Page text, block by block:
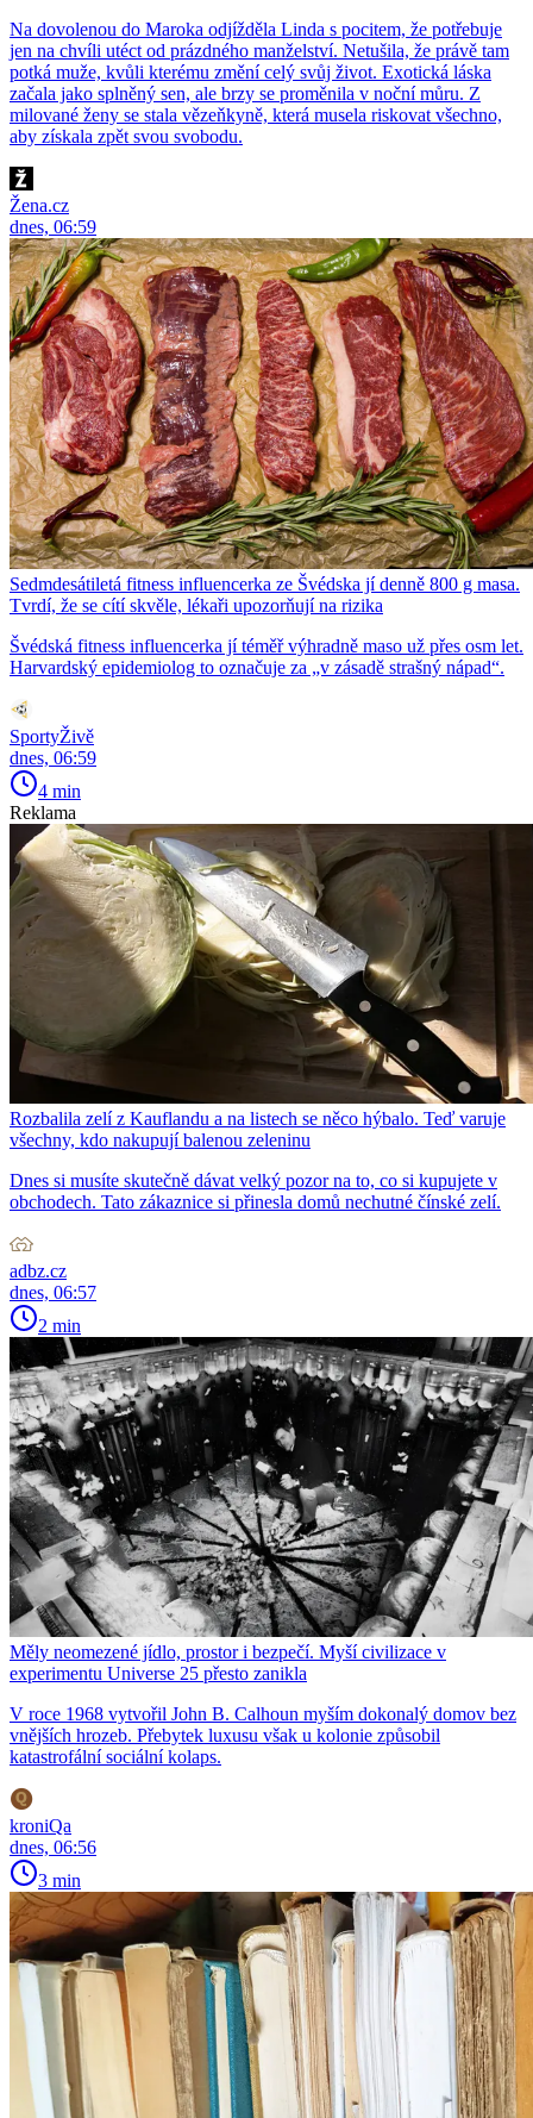
Na dovolenou do Maroka odjížděla Linda s pocitem, že potřebuje
jen na chvíli utéct od prázdného manželství. Netušila, že právě tam
potká muže, kvůli kterému změní celý svůj život. Exotická láska
začala jako splněný sen, ale brzy se proměnila v noční můru. Z
milované ženy se stala vězeňkyně, která musela riskovat všechno,
aby získala zpět svou svobodu.
Žena.cz
dnes, 06:59
Sedmdesátiletá fitness influencerka ze Švédska jí denně 800 g masa.
Tvrdí, že se cítí skvěle, lékaři upozorňují na rizika
Švédská fitness influencerka jí téměř výhradně maso už přes osm let.
Harvardský epidemiolog to označuje za „v zásadě strašný nápad“.
SportyŽivě
dnes, 06:59
4 min
Reklama
Rozbalila zelí z Kauflandu a na listech se něco hýbalo. Teď varuje
všechny, kdo nakupují balenou zeleninu
Dnes si musíte skutečně dávat velký pozor na to, co si kupujete v
obchodech. Tato zákaznice si přinesla domů nechutné čínské zelí.
adbz.cz
dnes, 06:57
2 min
Měly neomezené jídlo, prostor i bezpečí. Myší civilizace v
experimentu Universe 25 přesto zanikla
V roce 1968 vytvořil John B. Calhoun myším dokonalý domov bez
vnějších hrozeb. Přebytek luxusu však u kolonie způsobil
katastrofální sociální kolaps.
kroniQa
dnes, 06:56
3 min